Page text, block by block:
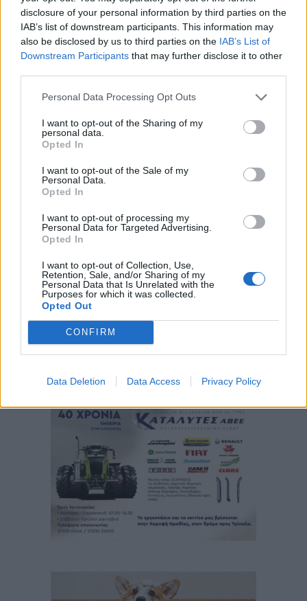
disclosure of your personal information by third parties on the
IAB’s list of downstream participants. This information may
also be disclosed by us to third parties on the IAB’s List of
Downstream Participants that may further disclose it to other
Personal Data Processing Opt Outs
I want to opt-out of the Sharing of my
personal data.
Opted In
I want to opt-out of the Sale of my
Personal Data.
Opted In
I want to opt-out of processing my
Personal Data for Targeted Advertising.
Opted In
I want to opt-out of Collection, Use,
Retention, Sale, and/or Sharing of my
Personal Data that Is Unrelated with the
Purposes for which it was collected.
Opted Out
CONFIRM
Data Deletion Data Access Privacy Policy